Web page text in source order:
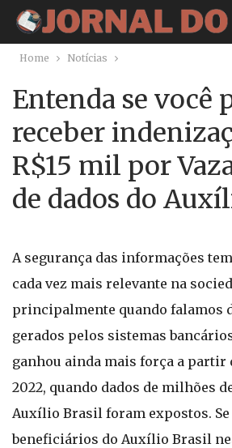
Home Notícias
Entenda se você
receber
R$15 mil por
de dados do
A segurança das informações
cada vez mais relevante na
principalmente quando falamos
gerados pelos sistemas
ganhou ainda mais força a partir
2022, quando dados de milhões
Auxílio Brasil foram expostos. Se
beneficiários do Auxílio Brasil